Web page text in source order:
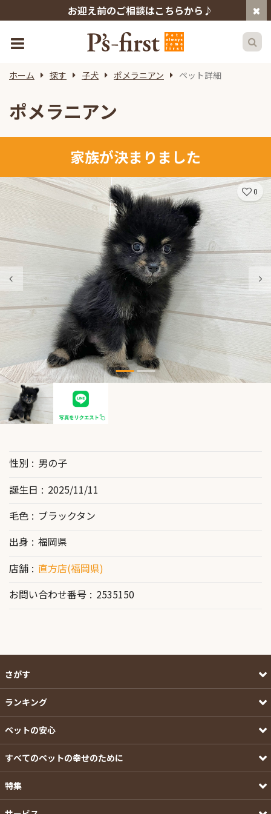
お迎え前のご相談はこちらから♪
ホーム 探す 子犬 ポメラニアン ペット詳細
ポメラニアン
家族が決まりました
0
性別
男の子
誕生日
2025/11/11
毛色
ブラックタン
出身
福岡県
店舗
直方店(福岡県)
お問い合わせ番号
2535150
さがす
ランキング
ペットの安心
すべてのペットの幸せのために
特集